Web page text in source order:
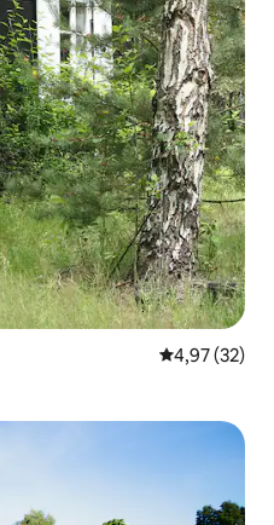
4,97 de uma
4,97 (32)